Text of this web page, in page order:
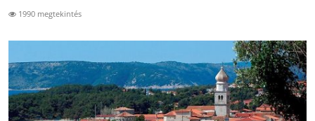
1990 megtekintés